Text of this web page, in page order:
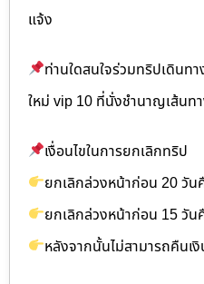
แจ้ง
ท่านใดสนใจร่วมทริปเดิน
ใหม่ vip 10 ที่นั่งชำนาญเส้นท
เงื่อนไขในการยกเลิกทริป
ยกเลิกล่วงหน้าก่อน 20 วัน
ยกเลิกล่วงหน้าก่อน 15 วัน
หลังจากนั้นไม่สามารถคืนเ